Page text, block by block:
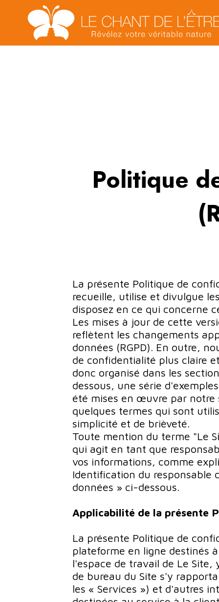
Politique
La présente Politique de
recueille, utilise et divulgue
disposez en ce qui concerne
Les mises à jour de cette
reflètent les changements
données (RGPD). En outre,
de confidentialité plus claire
donc organisé dans les
dessous, une série
été mises en œuvre par notre
quelques termes qui sont
simplicité et de brièveté.
Toute mention du terme "Le
qui agit en tant que
vos informations, comme
Identification du
données » ci-dessous.
Applicabilité de la présente
La présente Politique de
plateforme en ligne destinés
l'espace de travail de Le
de bureau du Site s'y
les « Services ») et d'autres